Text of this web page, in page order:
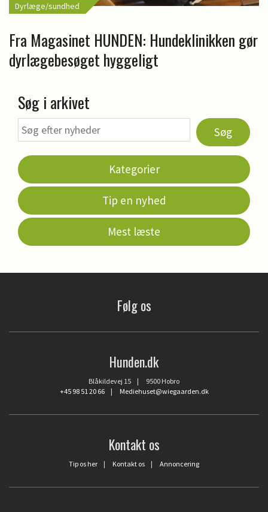
Dyrlæge/sundhed
Fra Magasinet HUNDEN: Hundeklinikken gør
dyrlægebesøget hyggeligt
Søg i arkivet
Søg
Kategorier
Tip en nyhed
Mest læste
Følg os
Hunden.dk
Blåkildevej 15 | 9500 Hobro
+45 98 51 20 66| Mediehuset@wiegaarden.dk
Kontakt os
Tip os her | Kontakt os | Annoncering